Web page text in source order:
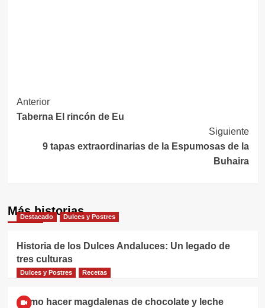
Navegación
de
entradas
Anterior
Taberna El rincón de Eu
Siguiente
9 tapas extraordinarias de la Espumosas de la
Buhaira
Más historias
Destacado Dulces y Postres
Historia de los Dulces Andaluces: Un legado de
tres culturas
Dulces y Postres Recetas
Cómo hacer magdalenas de chocolate y leche